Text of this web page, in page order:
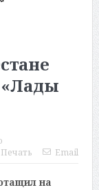
«Лады
Печать
Email
на